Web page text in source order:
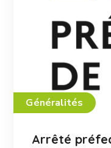
Généralités
Arrêté